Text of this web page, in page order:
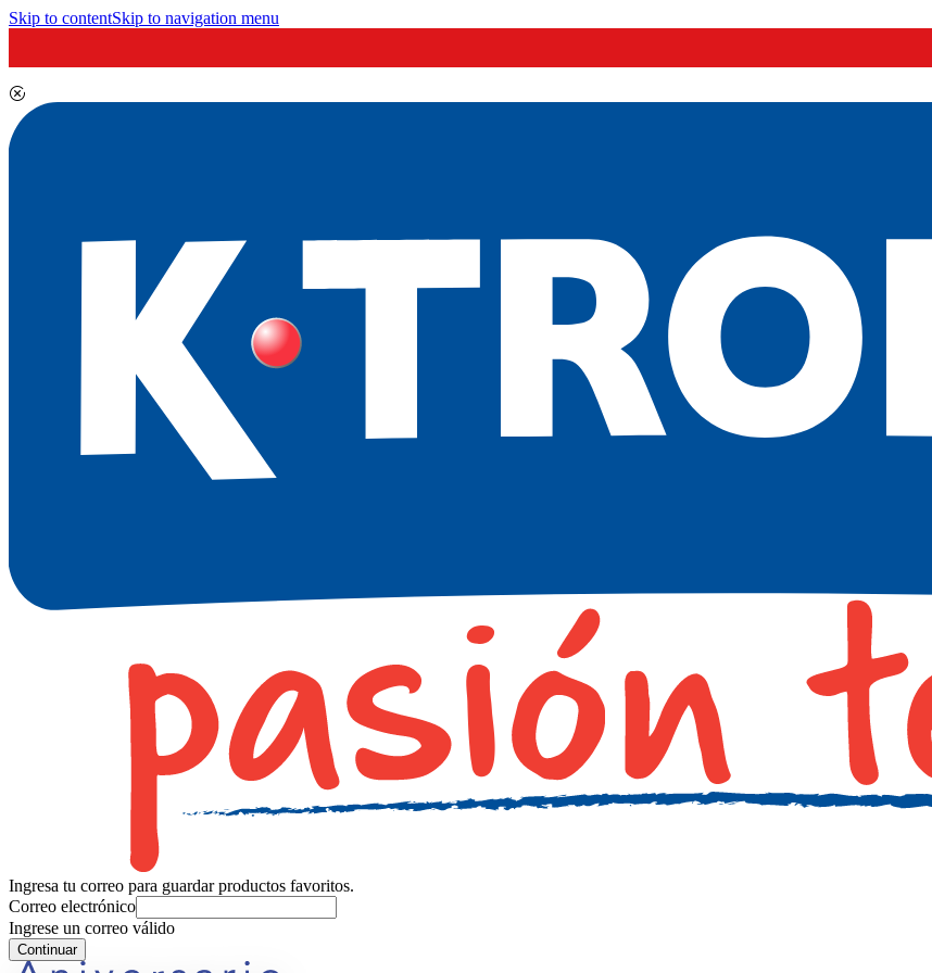
Skip to contentSkip to navigation menu
Ingresa tu correo para guardar productos favoritos.
Correo electrónico
Ingrese un correo válido
Continuar